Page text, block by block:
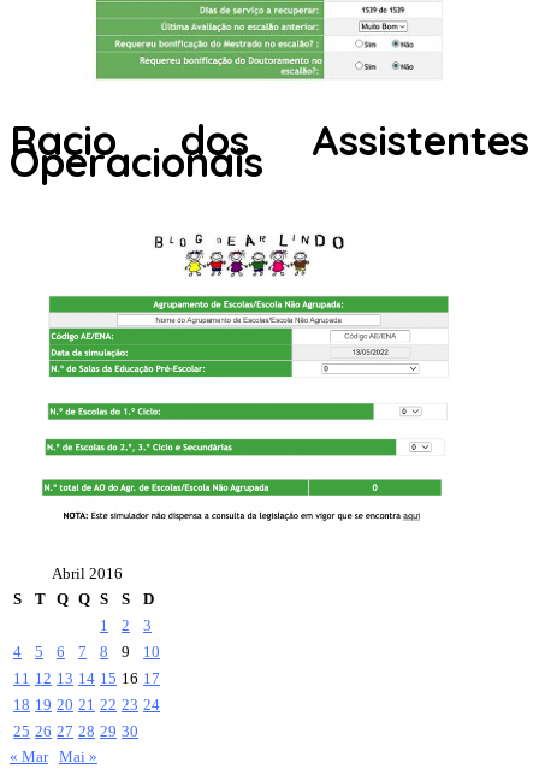
Racio dos Assistentes
Operacionais
Abril 2016
S
T Q Q S S
D
1
2
3
4
5 6 7 8 9
10
11 12 13 14 15 16 17
18 19 20 21 22 23 24
25 26 27 28 29 30
« Mar Mai »